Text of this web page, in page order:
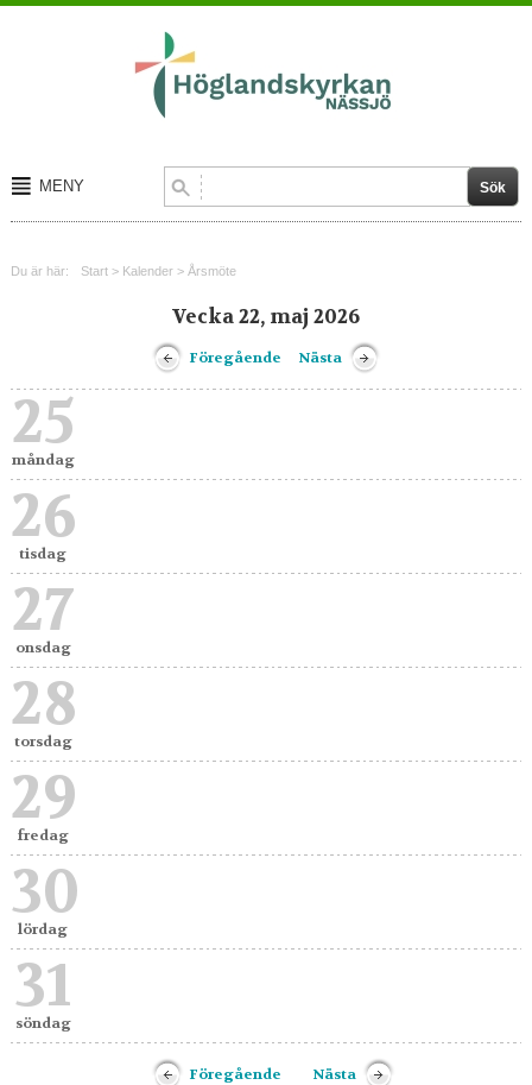
MENY
Kontakt
Du är här: Start> Kalender> Årsmöte
Vecka 22, maj 2026
Föregående Nästa
25
måndag
26
tisdag
27
onsdag
28
torsdag
29
fredag
30
lördag
31
söndag
Föregående Nästa